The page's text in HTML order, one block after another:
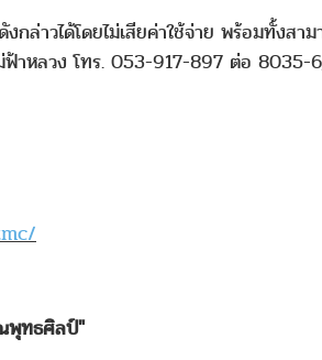
ล่าวได้โดยไม่เสียค่าใช้จ่าย พร้อมทั้งส
ฟ้าหลวง โทร. 053-917-897 ต่อ
พุทธศิลป์"